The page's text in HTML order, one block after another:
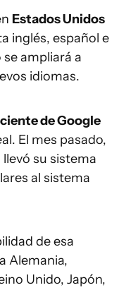
Estados Unidos
inglés, español e
ampliará a
idiomas.
de Google
El mes pasado,
su sistema
al sistema
de esa
Alemania,
Unido, Japón,